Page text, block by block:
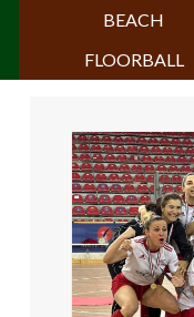
BEACH
FLOORBALL